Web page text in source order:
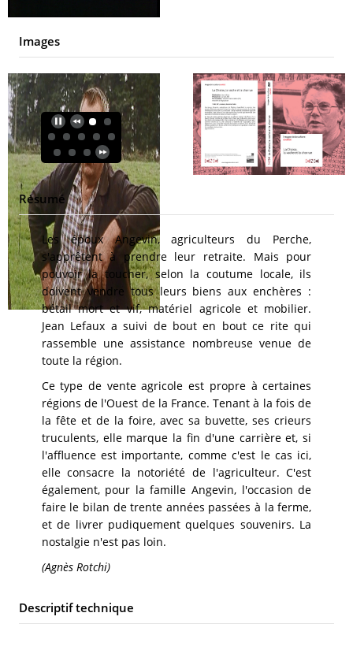
Video
Images
Résumé
Les époux Angevin, agriculteurs du Perche,
s'apprêtent à prendre leur retraite. Mais pour
pouvoir la toucher, selon la coutume locale, ils
doivent vendre tous leurs biens aux enchères :
bétail mort et vif, matériel agricole et mobilier.
Jean Lefaux a suivi de bout en bout ce rite qui
rassemble une assistance nombreuse venue de
toute la région.
Ce type de vente agricole est propre à certaines
régions de l'Ouest de la France. Tenant à la fois de
la fête et de la foire, avec sa buvette, ses crieurs
truculents, elle marque la fin d'une carrière et, si
l'affluence est importante, comme c'est le cas ici,
elle consacre la notoriété de l'agriculteur. C'est
également, pour la famille Angevin, l'occasion de
faire le bilan de trente années passées à la ferme,
et de livrer pudiquement quelques souvenirs. La
nostalgie n'est pas loin.
(Agnès Rotchi)
Descriptif technique